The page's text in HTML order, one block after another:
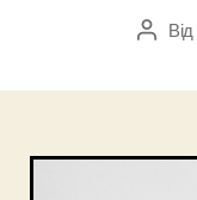
Автор
Від